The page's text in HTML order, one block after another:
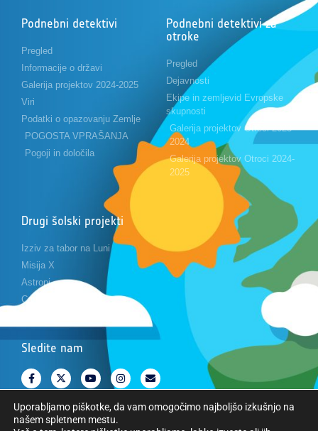
Podnebni detektivi
Pregled
Informacije o državi
Galerija projektov 2024-2025
Viri
Podatki o opazovanju Zemlje
POGOSTA VPRAŠANJA
Pogoji in določila
Podnebni detektivi za
otroke
Pregled
Dejavnosti
Ekipe in zemljevid Evropske
skupnosti
Galerija projektov Otroci 2023-
2024
Galerija projektov Otroci 2024-
2025
Drugi šolski projekti
Izziv za tabor na Luni
Misija X
Astropi
Cansat
Sledite nam
Uporabljamo piškotke, da vam omogočimo najboljšo izkušnjo na
našem spletnem mestu.